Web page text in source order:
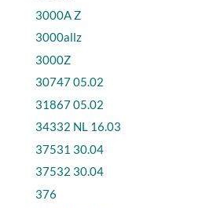
3000A Z
3000allz
3000Z
30747 05.02
31867 05.02
34332 NL 16.03
37531 30.04
37532 30.04
376